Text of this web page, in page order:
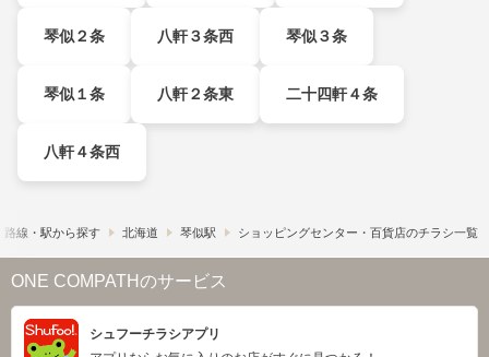
琴似２条 八軒３条西 琴似３条
琴似１条 八軒２条東 二十四軒４条
八軒４条西
路線・駅から探す 北海道 琴似駅 ショッピングセンター・百貨店のチラシ一覧
ONE COMPATHのサービス
シュフーチラシアプリ